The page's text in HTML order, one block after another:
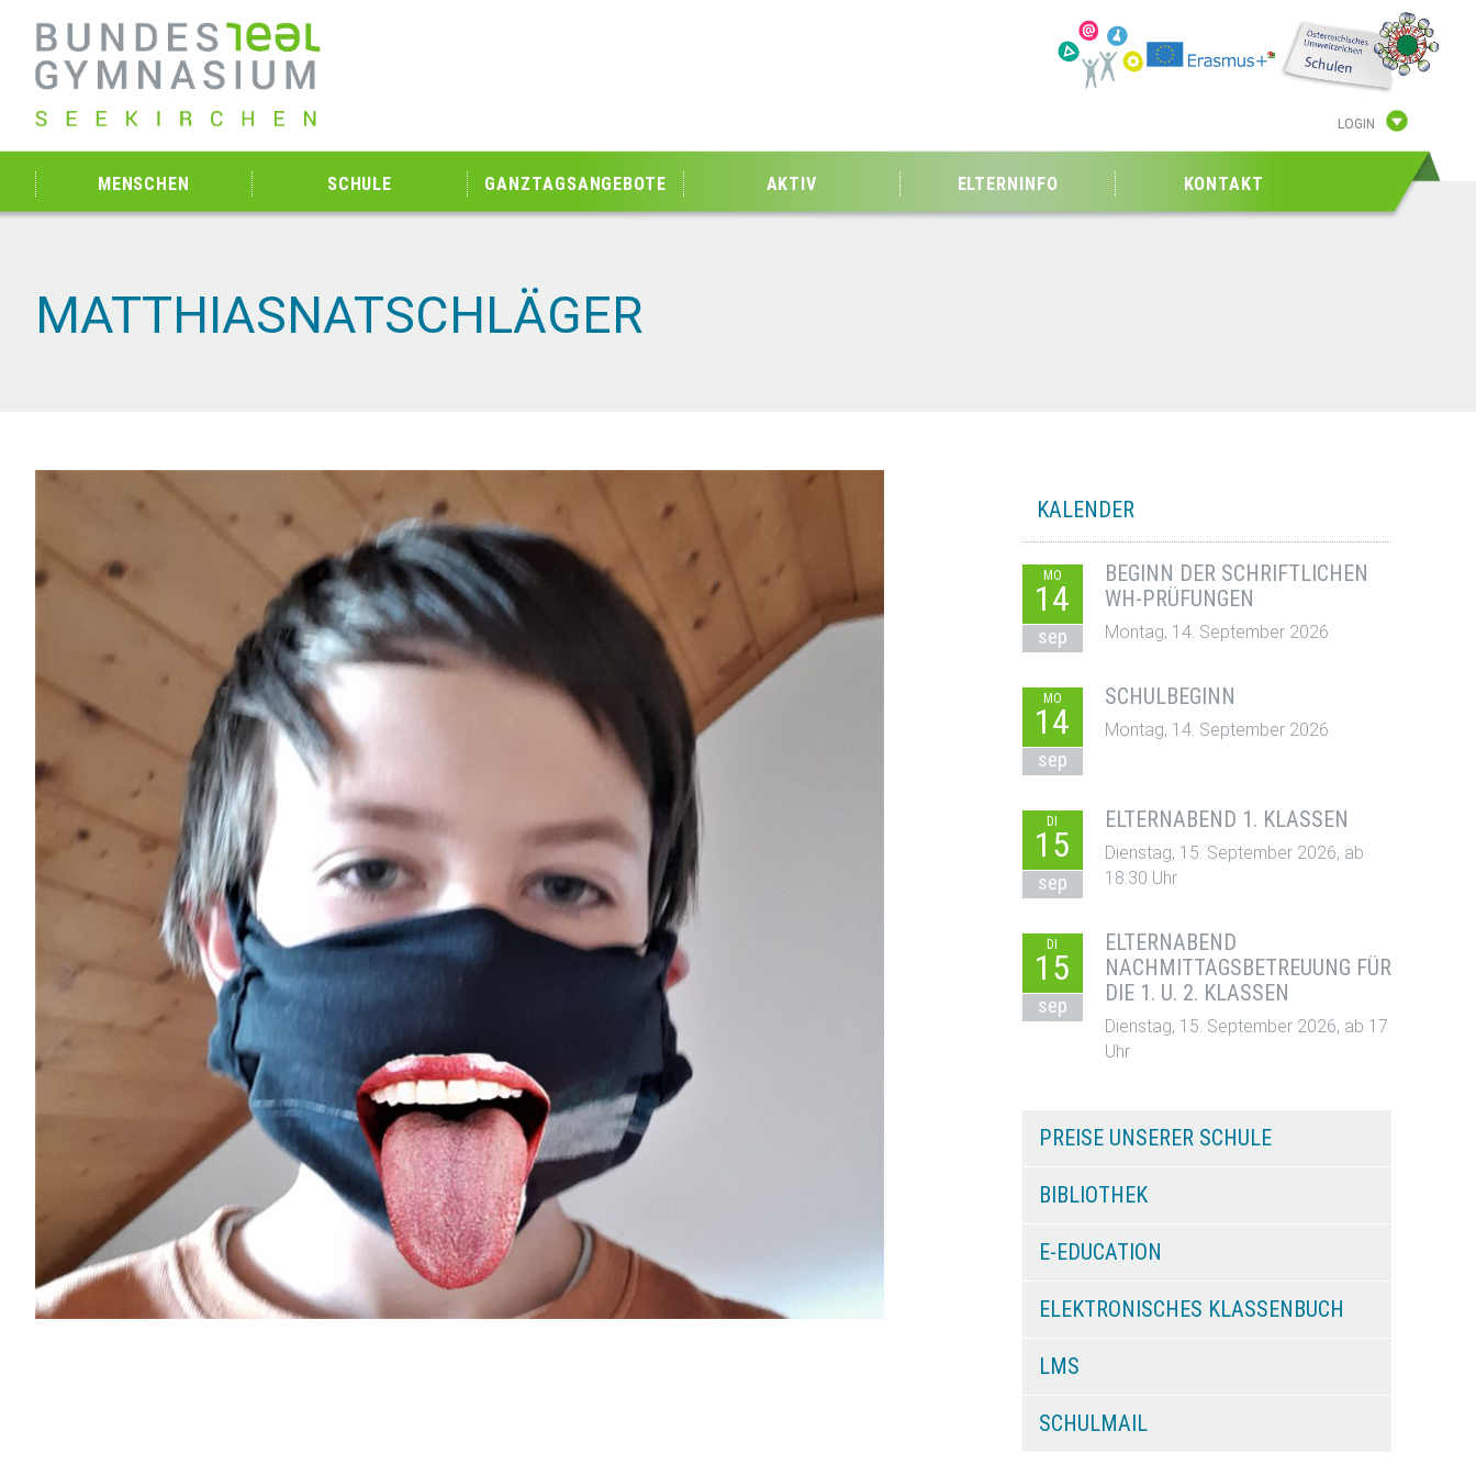
LOGIN
MENSCHEN SCHULE GANZTAGSANGEBOTE AKTIV ELTERNINFO KONTAKT
MATTHIASNATSCHLÄGER
KALENDER
MO
14
sep
BEGINN DER SCHRIFTLICHEN
WH-PRÜFUNGEN
Montag, 14. September 2026
MO
14
sep
SCHULBEGINN
Montag, 14. September 2026
DI
15
sep
ELTERNABEND 1. KLASSEN
Dienstag, 15. September 2026, ab
18:30 Uhr
DI
15
sep
ELTERNABEND
NACHMITTAGSBETREUUNG FÜR
DIE 1. U. 2. KLASSEN
Dienstag, 15. September 2026, ab 17
Uhr
PREISE UNSERER SCHULE
BIBLIOTHEK
E-EDUCATION
ELEKTRONISCHES KLASSENBUCH
LMS
SCHULMAIL